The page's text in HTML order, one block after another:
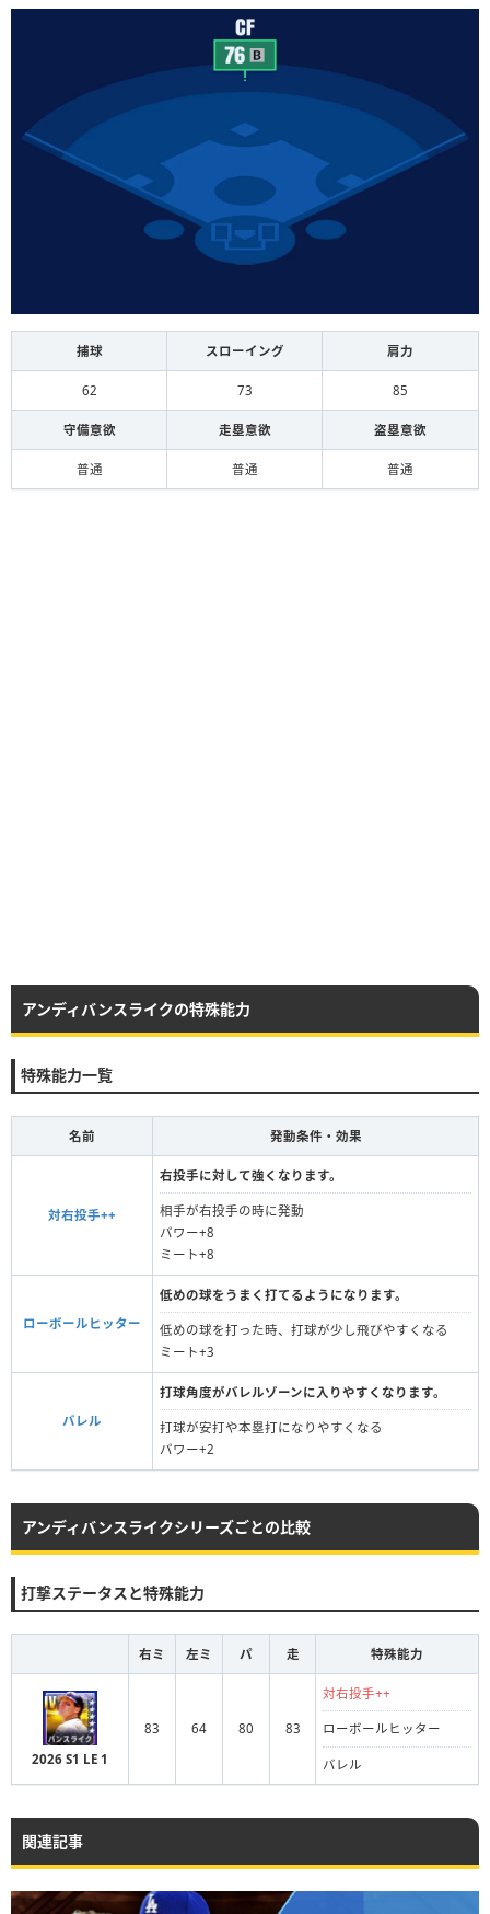
捕球 スローイング 肩力
62 73 85
守備意欲 走塁意欲 盗塁意欲
普通 普通 普通
アンディバンスライクの特殊能力
特殊能力一覧
名前 発動条件・効果
対右投手++
右投手に対して強くなります。
相手が右投手の時に発動
パワー+8
ミート+8
ローボールヒッター
低めの球をうまく打てるようになります。
低めの球を打った時、打球が少し飛びやすくなる
ミート+3
バレル
打球角度がバレルゾーンに入りやすくなります。
打球が安打や本塁打になりやすくなる
パワー+2
アンディバンスライクシリーズごとの比較
打撃ステータスと特殊能力
右ミ 左ミ パ 走 特殊能力
2026 S1 LE 1
83 64 80 83
対右投手++
ローボールヒッター
バレル
関連記事